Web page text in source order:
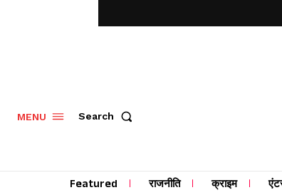
MENU Search
Featured राजनीति क्राइम